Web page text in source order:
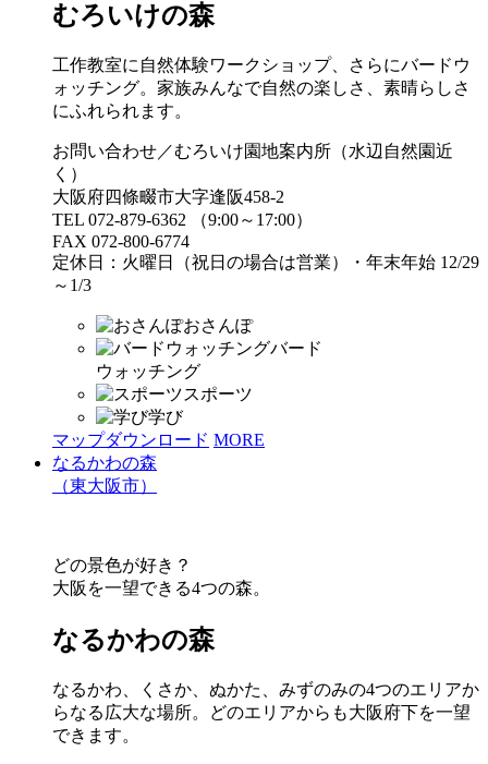
むろいけの森
工作教室に自然体験ワークショップ、さらにバードウ
ォッチング。家族みんなで自然の楽しさ、素晴らしさ
にふれられます。
お問い合わせ／むろいけ園地案内所（水辺自然園近
く）
大阪府四條畷市大字逢阪458-2
TEL 072-879-6362 （9:00～17:00）
FAX 072-800-6774
定休日：火曜日（祝日の場合は営業）・年末年始 12/29
～1/3
おさんぽ
バード
ウォッチング
スポーツ
学び
マップダウンロード MORE
なるかわの森
（東大阪市）
どの景色が好き？
大阪を一望できる4つの森。
なるかわの森
なるかわ、くさか、ぬかた、みずのみの4つのエリアか
らなる広大な場所。どのエリアからも大阪府下を一望
できます。